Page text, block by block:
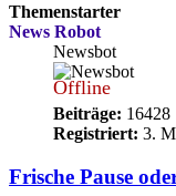
Themenstarter
News Robot
Newsbot
Offline
Beiträge: 16428
Registriert: 3.
Frische Pause